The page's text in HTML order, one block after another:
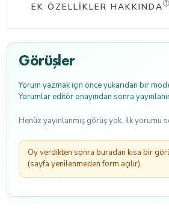
EK ÖZELLIKLER HAKKINDA
Görüşler
Yorum yazmak için önce yukarıdan bir
Yorumlar editör onayından sonra
Henüz yayınlanmış görüş yok. İlk yorumu
Oy verdikten sonra buradan kısa bir
(sayfa yenilenmeden form açılır).